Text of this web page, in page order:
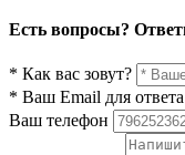
Есть вопросы?
* Как вас зовут?
* Ваш Email для ответа
Ваш телефон